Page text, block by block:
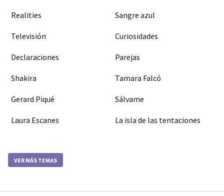
Realities Sangre azul
Televisión Curiosidades
Declaraciones Parejas
Shakira Tamara Falcó
Gerard Piqué Sálvame
Laura Escanes La isla de las tentaciones
VER MÁS TEMAS